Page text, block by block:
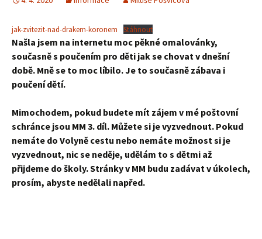
jak-zvitezit-nad-drakem-koronem Stáhnout
Našla jsem na internetu moc pěkné omalovánky,
současně s poučením pro děti jak se chovat v dnešní
době. Mně se to moc líbilo. Je to současně zábava i
poučení dětí.
Mimochodem, pokud budete mít zájem v mé poštovní
schránce jsou MM 3. díl. Můžete si je vyzvednout. Pokud
nemáte do Volyně cestu nebo nemáte možnost si je
vyzvednout, nic se neděje, udělám to s dětmi až
přijdeme do školy. Stránky v MM budu zadávat v úkolech,
prosím, abyste nedělali napřed.